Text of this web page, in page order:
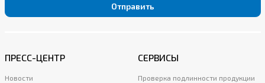
Отправить
ПРЕСС-ЦЕНТР
Новости
СЕРВИСЫ
Проверка подлинности продукции